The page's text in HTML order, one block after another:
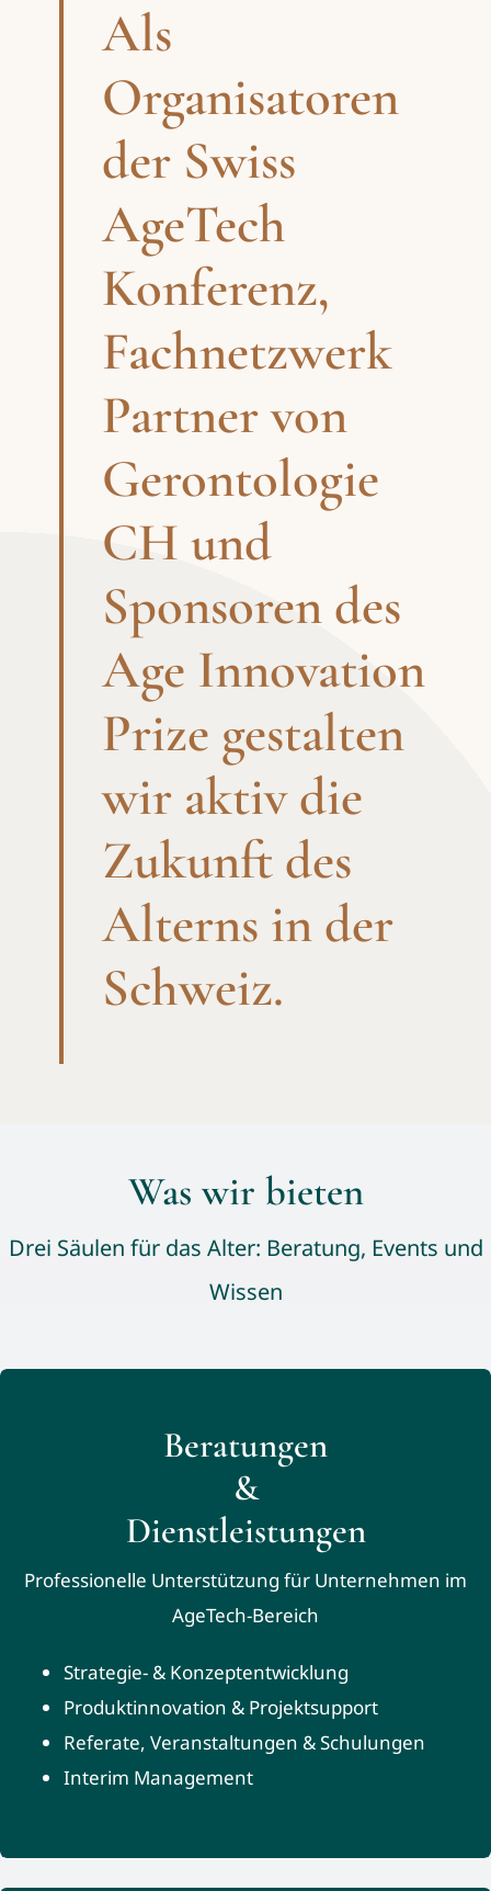
Als
Organisatoren
der Swiss
AgeTech
Konferenz,
Fachnetzwerk
Partner von
Gerontologie
CH und
Sponsoren des
Age Innovation
Prize gestalten
wir aktiv die
Zukunft des
Alterns in der
Schweiz.
Was wir bieten
Drei Säulen für das Alter: Beratung, Events und
Wissen
Beratungen
&
Dienstleistungen
Professionelle Unterstützung für Unternehmen im
AgeTech-Bereich
Strategie- & Konzeptentwicklung
Produktinnovation & Projektsupport
Referate, Veranstaltungen & Schulungen
Interim Management